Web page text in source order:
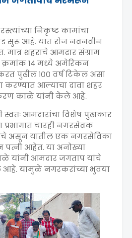
निकृष्ट कामांचा
सुरू आहे. यात रोज नवनवीन
मात्र शहराचे आमदार संग्राम
क्रमांक १४ मध्ये अमेरिकन
पुढील १०० वर्ष टिकेल असा
करण्यात आल्याचा दावा शहर
काळे यांनी केले आहे.
स्वतः आमदारांचा विशेष पुढाकार
प्रभागात चारही नगरसेवक
असून यातील एक नगरसेविका
पत्नी आहेत. या अनोख्या
यांनी आमदार जगताप यांचे
यामुळे नगरकरांच्या भुवया